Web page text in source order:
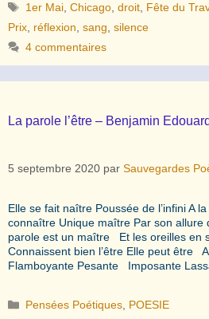
Étiquettes
1er Mai ,Chicago ,droit Fête du
Prix réflexion sang silence
4 commentaires
La parole l’être – Benjamin
5 septembre 2020 par Sauvegardes
Elle se fait naître Poussée de l’infini A
connaître Unique maître Par son allure
parole est un maître Et les oreilles en
Connaissent bien l’être Elle peut être
Flamboyante Pesante Imposante
Catégories
Pensées Poétiques POESIE